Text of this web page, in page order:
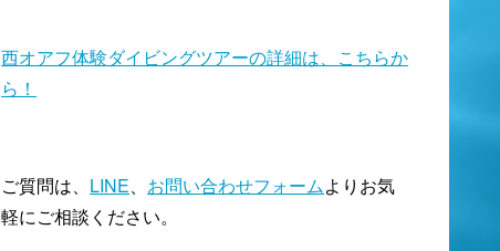
西オアフ体験ダイビングツアーの詳細は、こちらか
ら！
ご質問は、 LINE、 お問い合わせフォームよりお気
軽にご相談ください。